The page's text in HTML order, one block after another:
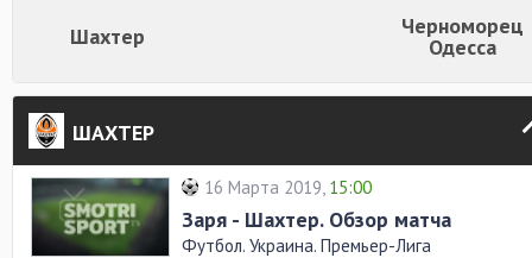
Шахтер Черноморец
Одесса
ШАХТЕР
16 Марта 2019, 15:00
Заря - Шахтер. Обзор матча
Футбол. Украина. Премьер-Лига